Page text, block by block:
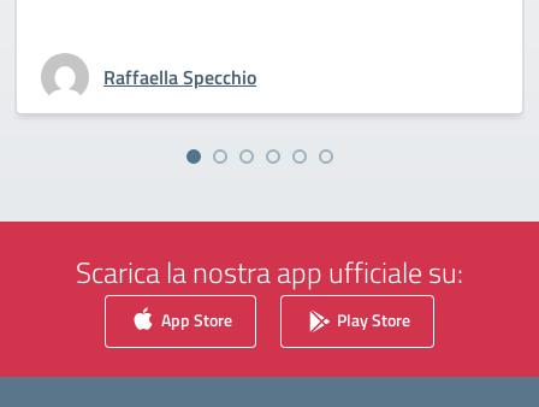
Raffaella Specchio
Scarica la nostra app ufficiale su:
App Store Play Store